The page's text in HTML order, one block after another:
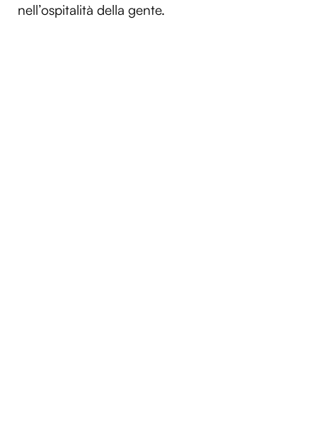
nell’ospitalità della gente.